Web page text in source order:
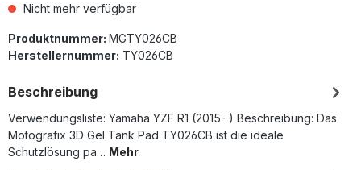
Nicht mehr verfügbar
Produktnummer: MGTY026CB
Herstellernummer: TY026CB
Beschreibung
Verwendungsliste: Yamaha YZF R1 (2015- ) Beschreibung: Das
Motografix 3D Gel Tank Pad TY026CB ist die ideale
Schutzlösung pa… Mehr